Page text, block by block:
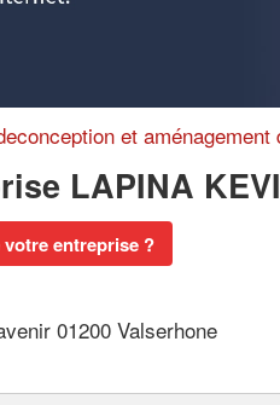
et aménagement
LAPINA
entreprise ?
01200 Valserhone